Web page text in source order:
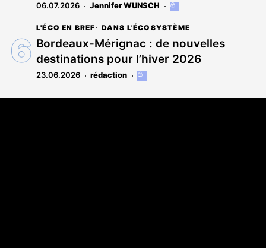
06.07.2026 Jennifer WUNSCH
Cet
est
réservé
abonnés
L'ÉCO EN BREF DANS L'ÉCOSYSTÈME
Bordeaux-Mérignac : de nouvelles
destinations pour l’hiver 2026
23.06.2026 rédaction
Cet
est